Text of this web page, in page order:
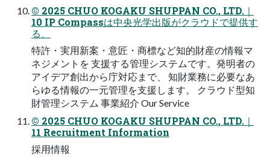
© 2025 CHUO KOGAKU SHUPPAN CO., LTD.｜
10 IP Compassは中央光学出版がクラウドで提供す
る、
特許・実用新案・意匠・商標など知的財産の情報マ
ネジメントを 支援する管理システムです。発明者の
アイデア創出から庁対応まで、 知財業務に必要なあ
らゆる情報の一元管理を支援します。 クラウド型知
財管理システム 事業紹介 Our Service
© 2025 CHUO KOGAKU SHUPPAN CO., LTD.｜
11 Recruitment Information
採用情報